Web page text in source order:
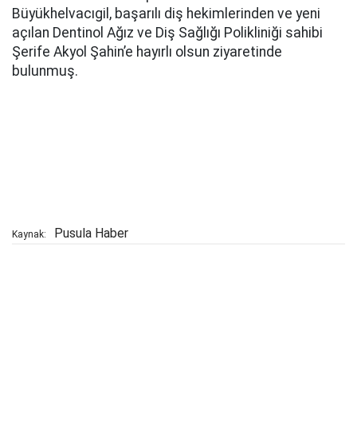
Büyükhelvacıgil, başarılı diş hekimlerinden ve yeni
açılan Dentinol Ağız ve Diş Sağlığı Polikliniği sahibi
Şerife Akyol Şahin’e hayırlı olsun ziyaretinde
bulunmuş.
Kaynak: Pusula Haber